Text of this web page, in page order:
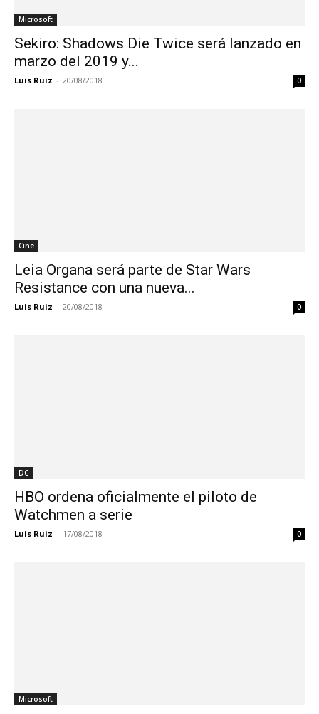
Microsoft
Sekiro: Shadows Die Twice será lanzado en
marzo del 2019 y...
Luis Ruiz - 20/08/2018 0
Cine
Leia Organa será parte de Star Wars
Resistance con una nueva...
Luis Ruiz - 20/08/2018 0
DC
HBO ordena oficialmente el piloto de
Watchmen a serie
Luis Ruiz - 17/08/2018 0
Microsoft